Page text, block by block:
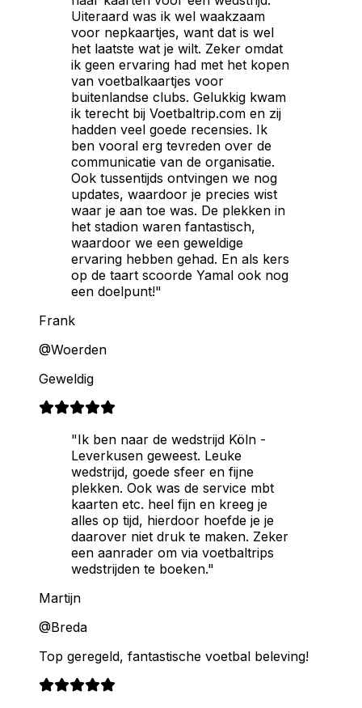
Uiteraard was ik wel waakzaam
voor nepkaartjes, want dat is wel
het laatste wat je wilt. Zeker omdat
ik geen ervaring had met het kopen
van voetbalkaartjes voor
buitenlandse clubs. Gelukkig kwam
ik terecht bij Voetbaltrip.com en zij
hadden veel goede recensies. Ik
ben vooral erg tevreden over de
communicatie van de organisatie.
Ook tussentijds ontvingen we nog
updates, waardoor je precies wist
waar je aan toe was. De plekken in
het stadion waren fantastisch,
waardoor we een geweldige
ervaring hebben gehad. En als kers
op de taart scoorde Yamal ook nog
een doelpunt!"
Frank
@Woerden
Geweldig
"Ik ben naar de wedstrijd Köln -
Leverkusen geweest. Leuke
wedstrijd, goede sfeer en fijne
plekken. Ook was de service mbt
kaarten etc. heel fijn en kreeg je
alles op tijd, hierdoor hoefde je je
daarover niet druk te maken. Zeker
een aanrader om via voetbaltrips
wedstrijden te boeken."
Martijn
@Breda
Top geregeld, fantastische voetbal beleving!